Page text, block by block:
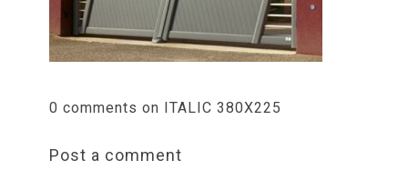
0 comments on ITALIC 380X225
Post a comment